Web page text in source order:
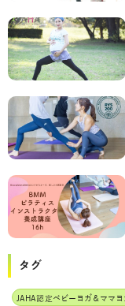
タグ